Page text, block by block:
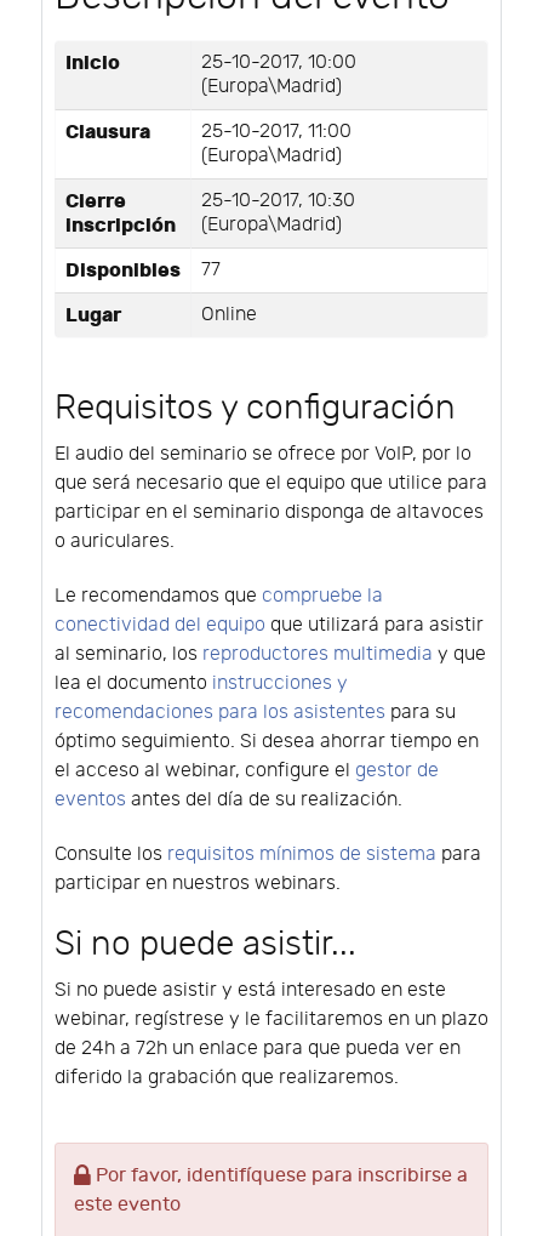
Inicio
25-10-2017, 10:00
(Europa\Madrid)
Clausura
25-10-2017, 11:00
(Europa\Madrid)
Cierre
inscripción
25-10-2017, 10:30
(Europa\Madrid)
Disponibles 77
Lugar Online
Requisitos y configuración
El audio del seminario se ofrece por VoIP, por lo
que será necesario que el equipo que utilice para
participar en el seminario disponga de altavoces
o auriculares.
Le recomendamos que compruebe la
conectividad del equipo que utilizará para asistir
al seminario, los reproductores multimedia y que
lea el documento instrucciones y
recomendaciones para los asistentes para su
óptimo seguimiento. Si desea ahorrar tiempo en
el acceso al webinar, configure el gestor de
eventos antes del día de su realización.
Consulte los requisitos mínimos de sistema para
participar en nuestros webinars.
Si no puede asistir...
Si no puede asistir y está interesado en este
webinar, regístrese y le facilitaremos en un plazo
de 24h a 72h un enlace para que pueda ver en
diferido la grabación que realizaremos.
Por favor, identifíquese para inscribirse a
este evento